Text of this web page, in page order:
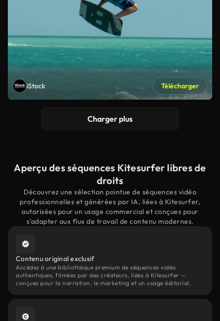
iStock Télécharger
Charger plus
Aperçu des séquences Kitesurfer libres de
droits
Découvrez une sélection pointue de séquences vidéo
professionnelles et générées par IA, liées à Kitesurfer,
autorisées pour un usage commercial et conçues pour
s'adapter aux flux de travail de contenu modernes.
Contenu original exclusif
Accédez à une bibliothèque premium de séquences vidéo
authentiques, filmées par des créateurs, liées à Kitesurfer —
conçues pour la narration, le marketing et un usage éditorial.